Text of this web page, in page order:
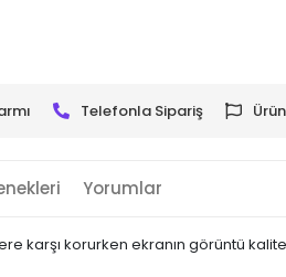
Telefonla Sipariş
Yorumlar
karşı korurken ekranın görüntü